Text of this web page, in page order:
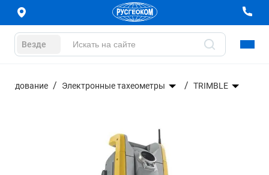
Везде
Электронные тахеометры TRIMBLE